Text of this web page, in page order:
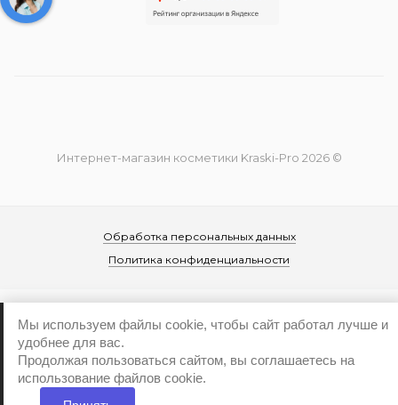
Интернет-магазин косметики Kraski-Pro 2026 ©
Обработка персональных данных
Политика конфиденциальности
Мы используем файлы cookie, чтобы сайт работал лучше и
удобнее для вас.
Продолжая пользоваться сайтом, вы соглашаетесь на
использование файлов cookie.